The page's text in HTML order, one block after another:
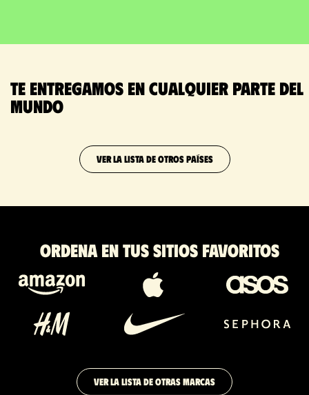
Te entregamos en cualquier parte del
mundo
VER LA LISTA DE OTROS PAÍSES
Ordena en tus sitios favoritos
VER LA LISTA DE OTRAS MARCAS